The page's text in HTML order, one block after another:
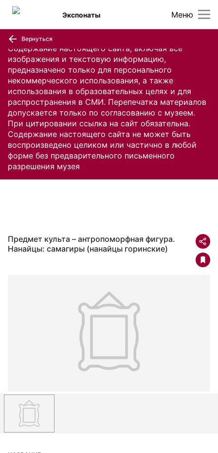
Содержание настоящего сайта, включая все
изображения и текстовую информацию,
предназначено только для персонального
некоммерческого использования, а также
использования в образовательных целях и для
распространения в СМИ. Перепечатка материалов
допускается только по согласованию с музеем.
При цитировании ссылка на сайт обязательна.
Содержание настоящего сайта не может быть
воспроизведено целиком или частично в любой
форме без предварительного письменного
разрешения музея
Меню
Экспонаты
Вернуться
Предмет культа – антропоморфная фигура.
Нанайцы: самагиры (нанайцы горинские)